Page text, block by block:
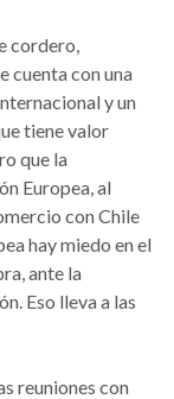
cordero,
cuenta con una
y un
tiene valor
que la
Europea, al
con Chile
hay miedo en el
ante la
Eso lleva a las
reuniones con